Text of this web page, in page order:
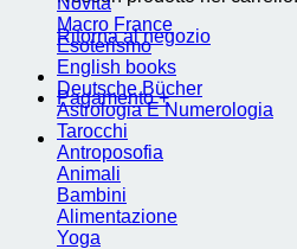
Ritorna al negozio
Pagamento +
Macro France
Esoterismo
English books
Deutsche Bücher
Astrologia E Numerologia
Tarocchi
Antroposofia
Animali
Bambini
Alimentazione
Yoga